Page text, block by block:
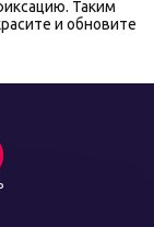
Таким
и обновите